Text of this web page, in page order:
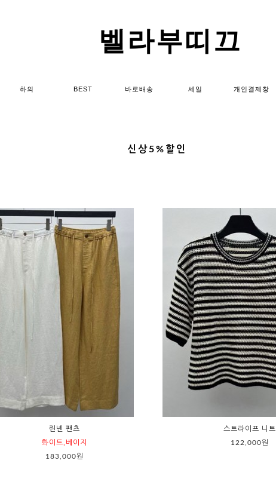
벨라부띠끄
하의 BEST 바로배송 세일 개인결제창
신상5%할인
린넨 팬츠
화이트,베이지
183,000원
스트라이프 니트
122,000원